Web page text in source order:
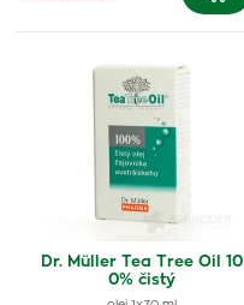
Dr. Müller Tea Tree Oil 10
0% čistý